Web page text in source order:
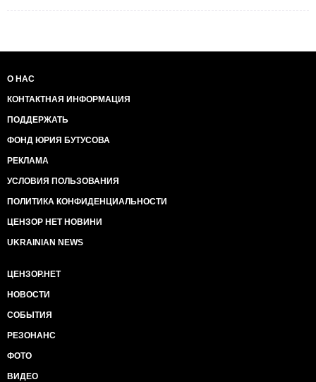
О НАС
КОНТАКТНАЯ ИНФОРМАЦИЯ
ПОДДЕРЖАТЬ
ФОНД ЮРИЯ БУТУСОВА
РЕКЛАМА
УСЛОВИЯ ПОЛЬЗОВАНИЯ
ПОЛИТИКА КОНФИДЕНЦИАЛЬНОСТИ
ЦЕНЗОР НЕТ НОВИНИ
UKRAINIAN NEWS
ЦЕНЗОР.НЕТ
НОВОСТИ
СОБЫТИЯ
РЕЗОНАНС
ФОТО
ВИДЕО